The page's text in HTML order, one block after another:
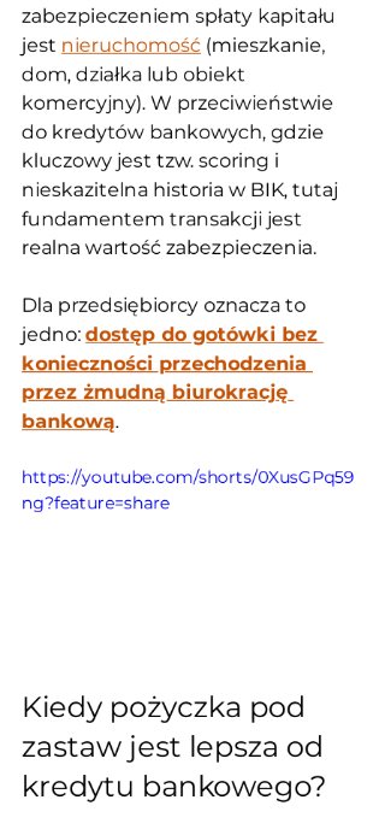
zabezpieczeniem spłaty kapitału
jest nieruchomość (mieszkanie,
dom, działka lub obiekt
komercyjny). W przeciwieństwie
do kredytów bankowych, gdzie
kluczowy jest tzw. scoring i
nieskazitelna historia w BIK, tutaj
fundamentem transakcji jest
realna wartość zabezpieczenia.
Dla przedsiębiorcy oznacza to
jedno: dostęp do gotówki bez
konieczności przechodzenia
przez żmudną biurokrację
bankową.
https://youtube.com/shorts/0XusGPq59
ng?feature=share
Kiedy pożyczka pod
zastaw jest lepsza od
kredytu bankowego?